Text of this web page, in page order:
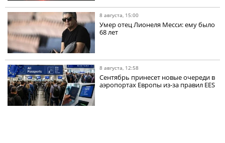
8 августа, 15:00
Умер отец Лионеля Месси: ему было
68 лет
8 августа, 12:58
Сентябрь принесет новые очереди в
аэропортах Европы из-за правил EES